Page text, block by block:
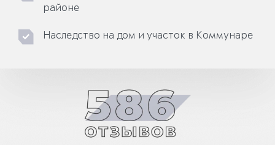
районе
Наследство на дом и участок в Коммунаре